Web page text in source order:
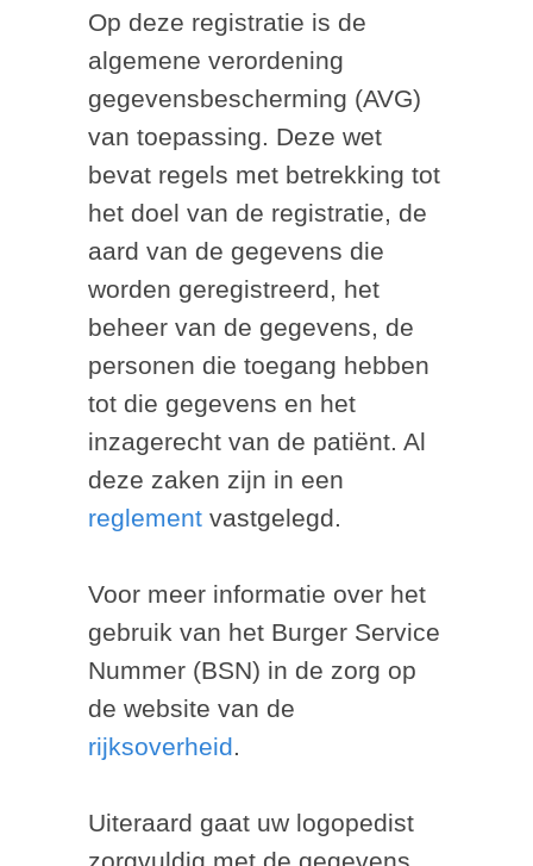
Op deze registratie is de
algemene verordening
gegevensbescherming (AVG)
van toepassing. Deze wet
bevat regels met betrekking tot
het doel van de registratie, de
aard van de gegevens die
worden geregistreerd, het
beheer van de gegevens, de
personen die toegang hebben
tot die gegevens en het
inzagerecht van de patiënt. Al
deze zaken zijn in een
reglement vastgelegd.
Voor meer informatie over het
gebruik van het Burger Service
Nummer (BSN) in de zorg op
de website van de
rijksoverheid.
Uiteraard gaat uw logopedist